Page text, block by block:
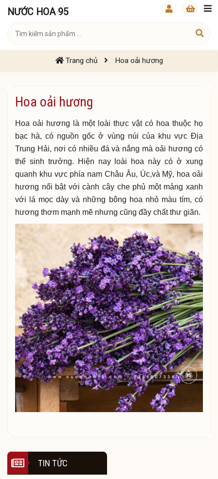
NƯỚC HOA 95
Trang chủ Hoa oải hương
Hoa oải hương
Hoa oải hương là một loài thực vật có hoa thuộc họ
bạc hà, có nguồn gốc ở vùng núi của khu vực Địa
Trung Hải, nơi có nhiều đá và nắng mà oải hương có
thể sinh trưởng. Hiện nay loài hoa này có ở xung
quanh khu vực phía nam Châu Âu, Úc,và Mỹ, hoa oải
hương nổi bật với cành cây che phủ một mảng xanh
với lá mọc dày và những bông hoa nhỏ màu tím, có
hương thơm mạnh mẽ nhưng cũng đầy chất thư giãn.
TIN TỨC